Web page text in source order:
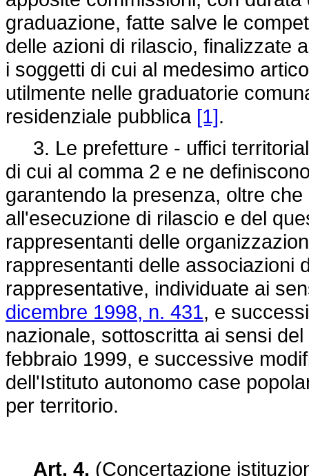
graduazione, fatte salve le
delle azioni di rilascio, finalizzate
i soggetti di cui al medesimo
utilmente nelle graduatorie
residenziale pubblica [1].
3. Le prefetture - uffici
di cui al comma 2 e ne
garantendo la presenza, oltre
all'esecuzione di rilascio e del
rappresentanti delle
rappresentanti delle associazioni
rappresentative, individuate ai
dicembre 1998, n. 431, e
nazionale, sottoscritta ai sensi
febbraio 1999, e successive
dell'Istituto autonomo case
per territorio.
Art. 4. (Concertazione